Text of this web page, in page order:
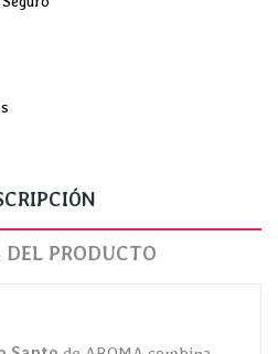
DEL PRODUCTO